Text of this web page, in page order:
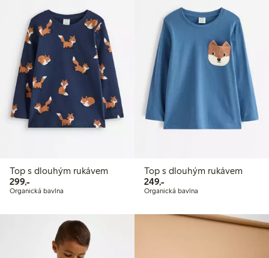
Top s dlouhým rukávem
299,-299,00 Kč
Organická bavlna
Top s dlouhým rukávem
249,-249,00 Kč
Organická bavlna